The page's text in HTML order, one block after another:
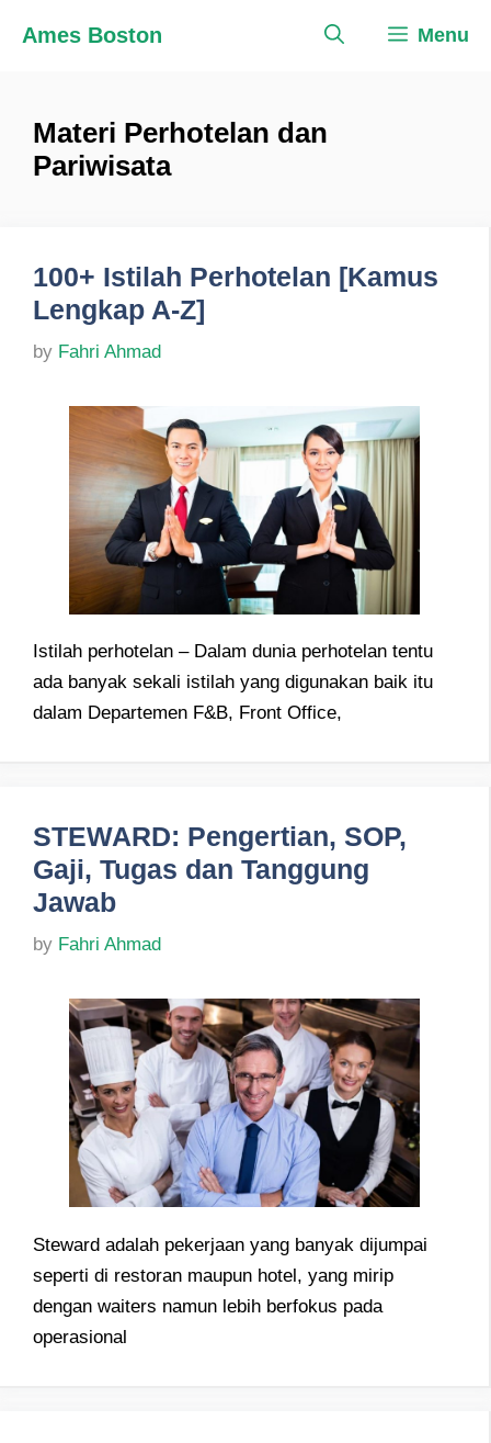
Ames Boston Menu
Materi Perhotelan dan
Pariwisata
100+ Istilah Perhotelan [Kamus
Lengkap A-Z]
by Fahri Ahmad
Istilah perhotelan – Dalam dunia perhotelan tentu
ada banyak sekali istilah yang digunakan baik itu
dalam Departemen F&B, Front Office,
STEWARD: Pengertian, SOP,
Gaji, Tugas dan Tanggung
Jawab
by Fahri Ahmad
Steward adalah pekerjaan yang banyak dijumpai
seperti di restoran maupun hotel, yang mirip
dengan waiters namun lebih berfokus pada
operasional